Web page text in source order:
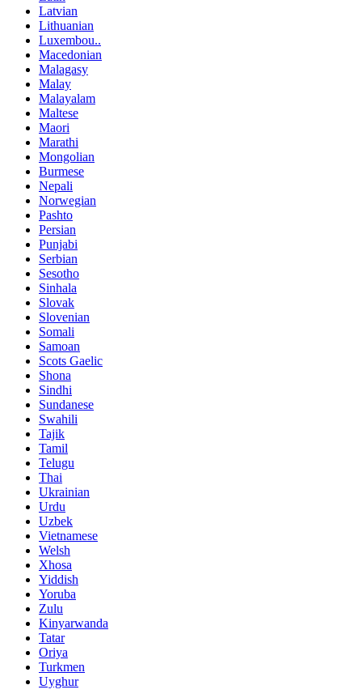
Latvian
Lithuanian
Luxembou..
Macedonian
Malagasy
Malay
Malayalam
Maltese
Maori
Marathi
Mongolian
Burmese
Nepali
Norwegian
Pashto
Persian
Punjabi
Serbian
Sesotho
Sinhala
Slovak
Slovenian
Somali
Samoan
Scots Gaelic
Shona
Sindhi
Sundanese
Swahili
Tajik
Tamil
Telugu
Thai
Ukrainian
Urdu
Uzbek
Vietnamese
Welsh
Xhosa
Yiddish
Yoruba
Zulu
Kinyarwanda
Tatar
Oriya
Turkmen
Uyghur